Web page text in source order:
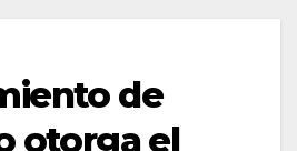
de
otorga el